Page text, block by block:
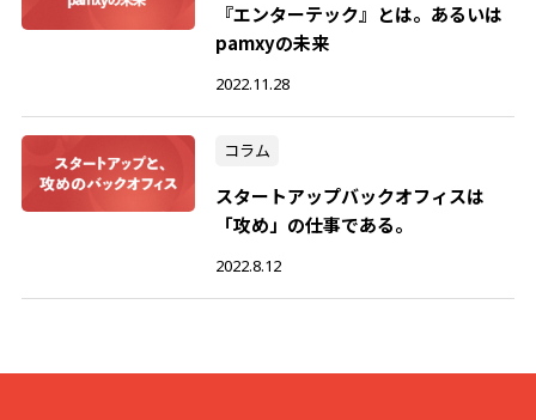
『エンターテック』とは。あるいは
pamxyの未来
2022.11.28
コラム
スタートアップバックオフィスは
「攻め」の仕事である。
2022.8.12